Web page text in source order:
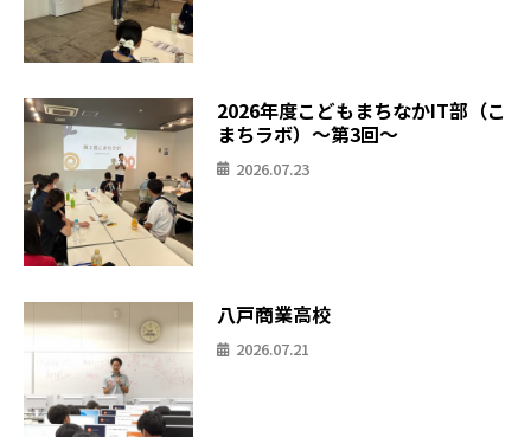
2026年度こどもまちなかIT部（こ
まちラボ）〜第3回〜
2026.07.23
八戸商業高校
2026.07.21